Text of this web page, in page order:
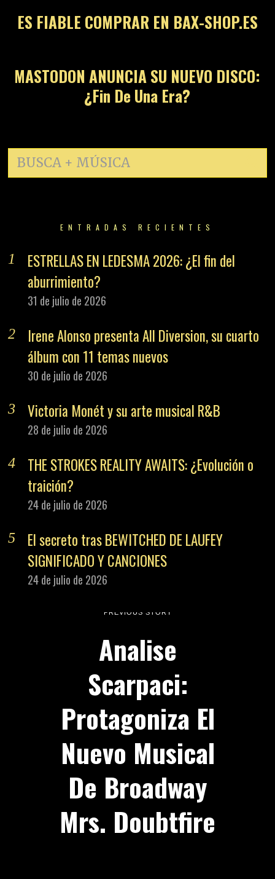
ES FIABLE COMPRAR EN BAX-SHOP.ES
14
MASTODON ANUNCIA SU NUEVO DISCO:
¿Fin De Una Era?
ENTRADAS RECIENTES
ESTRELLAS EN LEDESMA 2026: ¿El fin del
aburrimiento?
31 de julio de 2026
Irene Alonso presenta All Diversion, su cuarto
álbum con 11 temas nuevos
30 de julio de 2026
Victoria Monét y su arte musical R&B
28 de julio de 2026
THE STROKES REALITY AWAITS: ¿Evolución o
traición?
24 de julio de 2026
El secreto tras BEWITCHED DE LAUFEY
SIGNIFICADO Y CANCIONES
24 de julio de 2026
PREVIOUS STORY
Analise
Scarpaci:
Protagoniza El
Nuevo Musical
De Broadway
Mrs. Doubtfire